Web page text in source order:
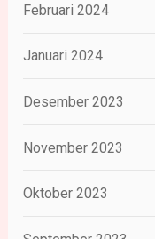
Februari 2024
Januari 2024
Desember 2023
November 2023
Oktober 2023